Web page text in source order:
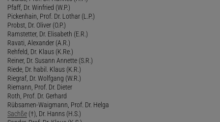
Pfaff, Dr. Winfried (W.P.)
Pickenhain, Prof. Dr. Lothar (L.P.)
Probst, Dr. Oliver (O.P.)
Ramstetter, Dr. Elisabeth (E.R.)
Ravati, Alexander (A.R.)
Rehfeld, Dr. Klaus (K.Re.)
Reiner, Dr. Susann Annette (S.R.)
Riede, Dr. habil. Klaus (K.R.)
Riegraf, Dr. Wolfgang (W.R.)
Riemann, Prof. Dr. Dieter
Roth, Prof. Dr. Gerhard
Rübsamen-Waigmann, Prof. Dr. Helga
Sachße (†), Dr. Hanns (H.S.)